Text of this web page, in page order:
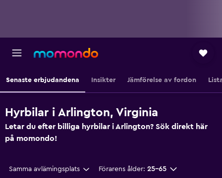
Senaste erbjudandena Insikter Jämförelse av fordon
Hyrbilar i Arlington, Virginia
Letar du efter billiga hyrbilar i Arlington? Sök direkt här
på momondo!
Samma avlämingsplats Förarens ålder: 25-65